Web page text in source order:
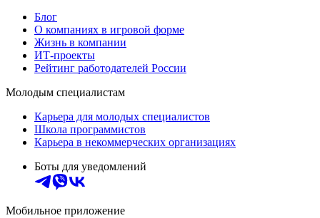
Блог
О компаниях в игровой форме
Жизнь в компании
ИТ-проекты
Рейтинг работодателей России
Молодым специалистам
Карьера для молодых специалистов
Школа программистов
Карьера в некоммерческих организациях
Боты для уведомлений
Мобильное приложение